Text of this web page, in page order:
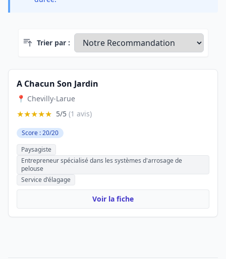
Trier par :
A Chacun Son Jardin
📍 Chevilly-Larue
★★★★★ 5/5 (1 avis)
Score : 20/20
Paysagiste
Entrepreneur spécialisé dans les systèmes d'arrosage de
pelouse
Service d'élagage
Voir la fiche